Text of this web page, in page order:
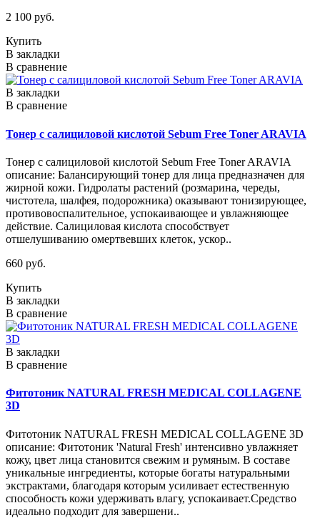
2 100 руб.
Купить
В закладки
В сравнение
В закладки
В сравнение
Тонер с салициловой кислотой Sebum Free Toner ARAVIA
Тонер с салициловой кислотой Sebum Free Toner ARAVIA
описание: Балансирующий тонер для лица предназначен для
жирной кожи. Гидролаты растений (розмарина, череды,
чистотела, шалфея, подорожника) оказывают тонизирующее,
противовоспалительное, успокаивающее и увлажняющее
действие. Салициловая кислота способствует
отшелушиванию омертвевших клеток, ускор..
660 руб.
Купить
В закладки
В сравнение
В закладки
В сравнение
Фитотоник NATURAL FRESH MEDICAL COLLAGENE
3D
Фитотоник NATURAL FRESH MEDICAL COLLAGENE 3D
описание: Фитотоник 'Natural Fresh' интенсивно увлажняет
кожу, цвет лица становится свежим и румяным. В составе
уникальные ингредиенты, которые богаты натуральными
экстрактами, благодаря которым усиливает естественную
способность кожи удерживать влагу, успокаивает.Средство
идеально подходит для завершени..